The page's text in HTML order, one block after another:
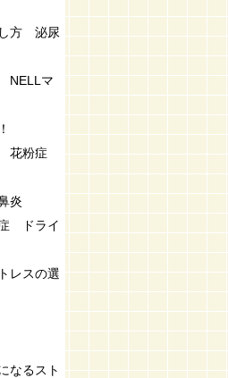
方 泌尿
NELLマ
花粉症
炎
ドライ
レスの選
なるスト